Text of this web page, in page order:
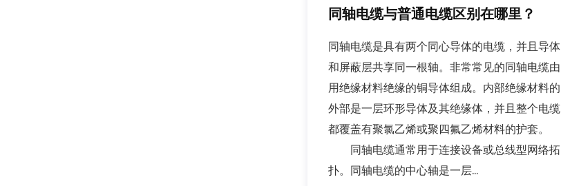
同轴电缆与普通电缆区别在哪里？
同轴电缆是具有两个同心导体的电缆，并且导体
和屏蔽层共享同一根轴。非常常见的同轴电缆由
用绝缘材料绝缘的铜导体组成。内部绝缘材料的
外部是一层环形导体及其绝缘体，并且整个电缆
都覆盖有聚氯乙烯或聚四氟乙烯材料的护套。
同轴电缆通常用于连接设备或总线型网络拓
扑。同轴电缆的中心轴是一层...